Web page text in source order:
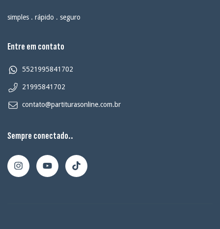
simples . rápido . seguro
Entre em contato
5521995841702
21995841702
contato@partiturasonline.com.br
Sempre conectado..